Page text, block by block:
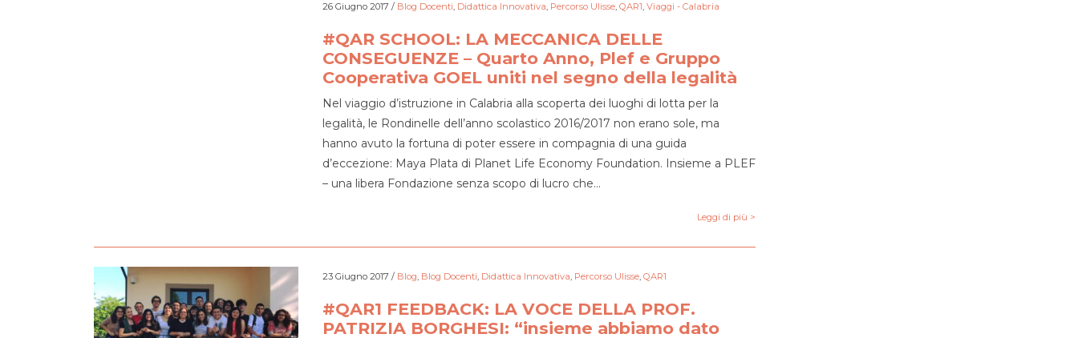
26 Giugno 2017 / Blog Docenti, Didattica Innovativa, Percorso Ulisse, QAR1, Viaggi - Calabria
#QAR SCHOOL: LA MECCANICA DELLE
CONSEGUENZE – Quarto Anno, Plef e Gruppo
Cooperativa GOEL uniti nel segno della legalità
Nel viaggio d’istruzione in Calabria alla scoperta dei luoghi di lotta per la
legalità, le Rondinelle dell’anno scolastico 2016/2017 non erano sole, ma
hanno avuto la fortuna di poter essere in compagnia di una guida
d’eccezione: Maya Plata di Planet Life Economy Foundation. Insieme a PLEF
– una libera Fondazione senza scopo di lucro che…
Leggi di più >
23 Giugno 2017 / Blog, Blog Docenti, Didattica Innovativa, Percorso Ulisse, QAR1
#QAR1 FEEDBACK: LA VOCE DELLA PROF.
PATRIZIA BORGHESI: “insieme abbiamo dato